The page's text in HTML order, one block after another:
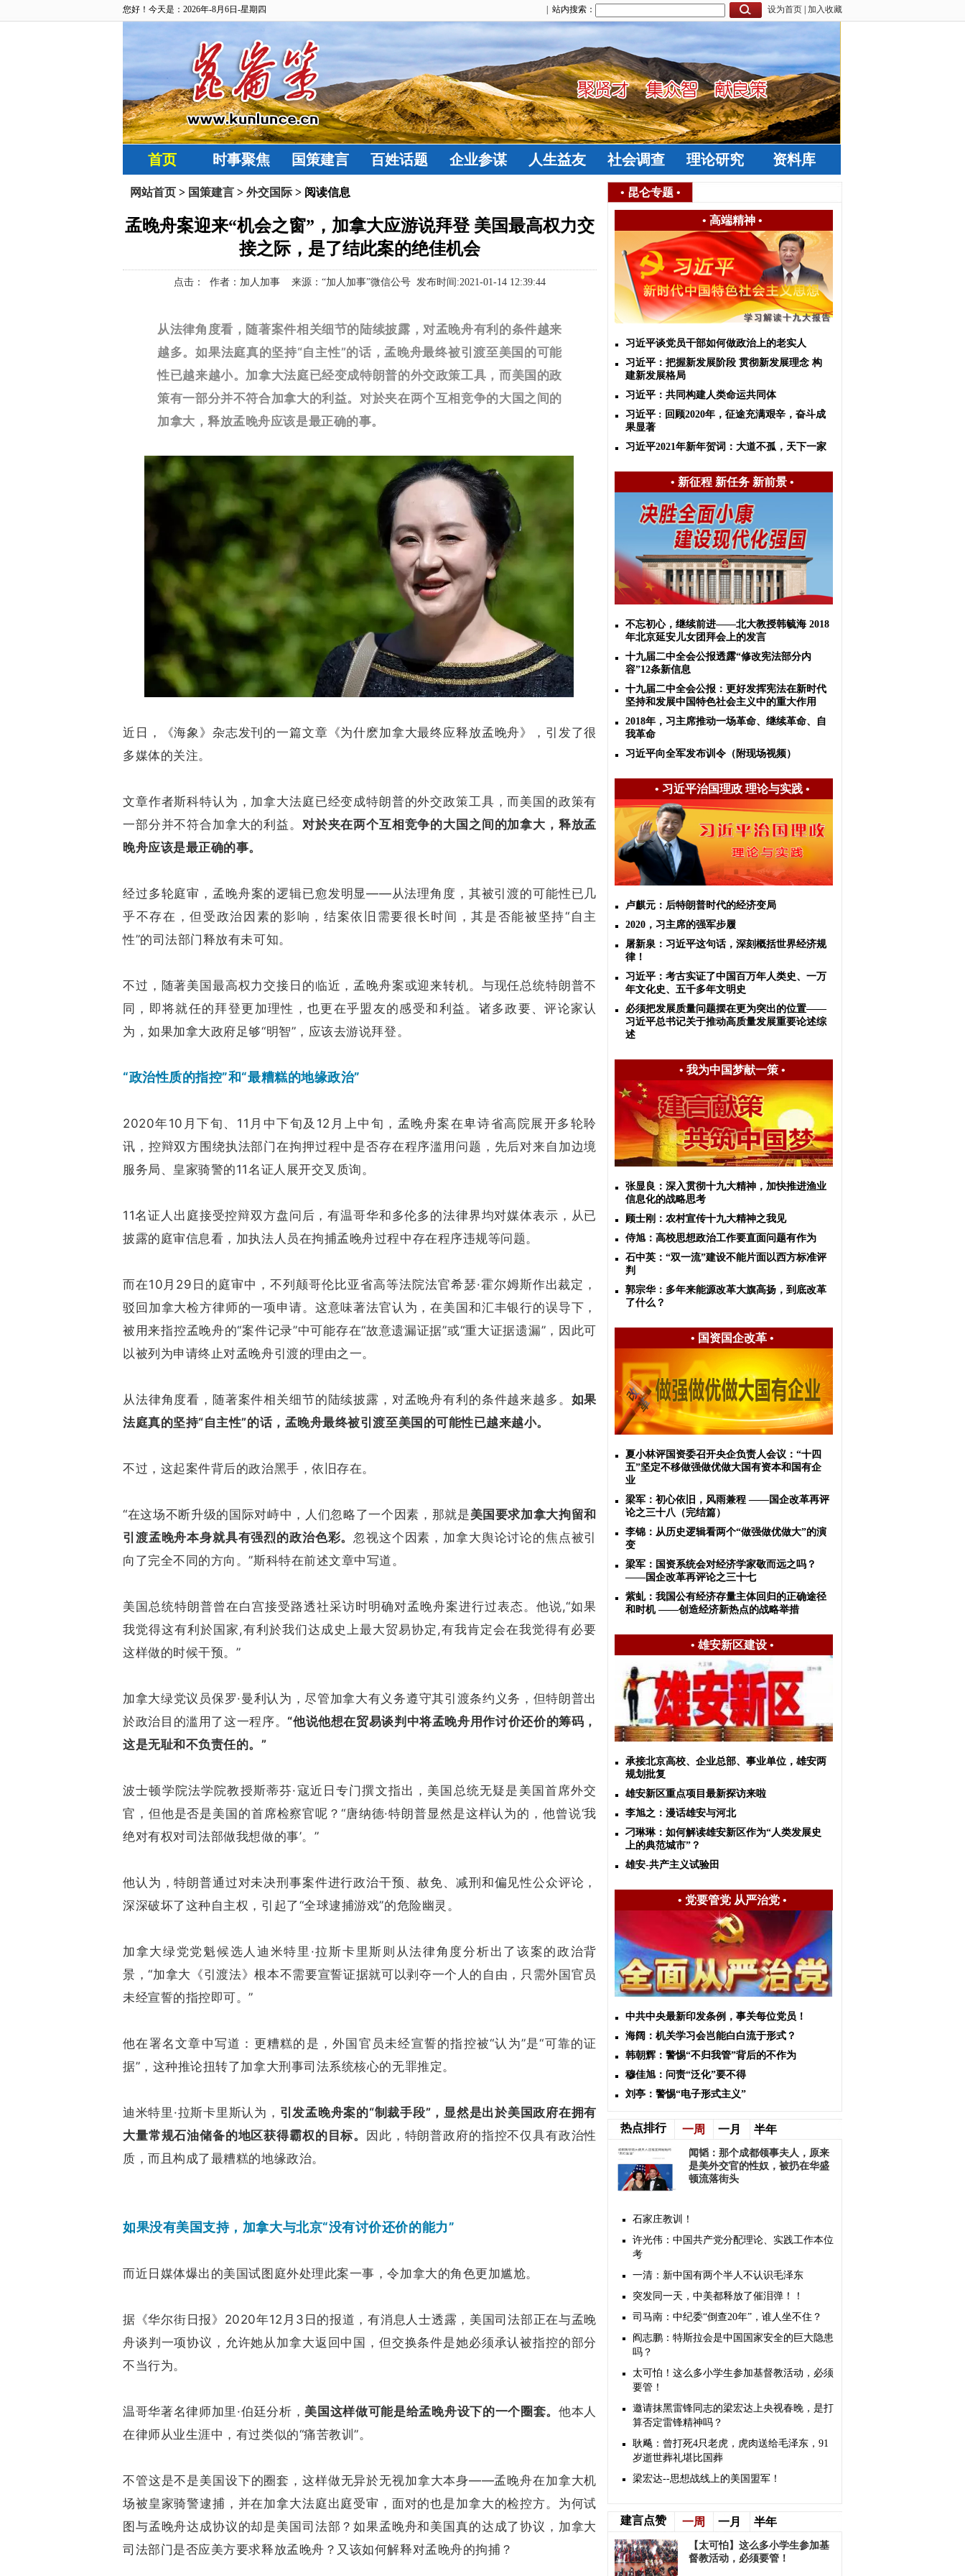
您好！今天是：2026年-8月6日-星期四 设为首页 加入收藏
| 站内搜索：
首页 时事聚焦 国策建言 百姓话题 企业参谋 人生益友 社会调查 理论研究 资料库
网站首页 > 国策建言 > 外交国际 > 阅读信息
孟晚舟案迎来“机会之窗”，加拿大应游说拜登 美国最高权力交
接之际，是了结此案的绝佳机会
点击： 作者：加人加事 来源：“加人加事”微信公号 发布时间:2021-01-14 12:39:44
从法律角度看，随著案件相关细节的陆续披露，对孟晚舟有利的条件越来
越多。如果法庭真的坚持“自主性”的话，孟晚舟最终被引渡至美国的可能
性已越来越小。 加拿大法庭已经变成特朗普的外交政策工具，而美国的政
策有一部分并不符合加拿大的利益。对於夹在两个互相竞争的大国之间的
加拿大，释放孟晚舟应该是最正确的事。
近日，《海象》杂志发刊的一篇文章《为什麽加拿大最终应释放孟晚舟》，引发了很
多媒体的关注。
文章作者斯科特认为，加拿大法庭已经变成特朗普的外交政策工具，而美国的政策有
一部分并不符合加拿大的利益。 对於夹在两个互相竞争的大国之间的加拿大，释放孟
晚舟应该是最正确的事。
经过多轮庭审，孟晚舟案的逻辑已愈发明显——从法理角度，其被引渡的可能性已几
乎不存在，但受政治因素的影响，结案依旧需要很长时间，其是否能被坚持“自主
性”的司法部门释放有未可知。
不过，随著美国最高权力交接日的临近，孟晚舟案或迎来转机。与现任总统特朗普不
同，即将就任的拜登更加理性，也更在乎盟友的感受和利益。诸多政要、评论家认
为，如果加拿大政府足够“明智”，应该去游说拜登。
“政治性质的指控”和“最糟糕的地缘政治”
2020年10月下旬、11月中下旬及12月上中旬，孟晚舟案在卑诗省高院展开多轮聆
讯，控辩双方围绕执法部门在拘押过程中是否存在程序滥用问题，先后对来自加边境
服务局、皇家骑警的11名证人展开交叉质询。
11名证人出庭接受控辩双方盘问后，有温哥华和多伦多的法律界均对媒体表示，从已
披露的庭审信息看，加执法人员在拘捕孟晚舟过程中存在程序违规等问题。
而在10月29日的庭审中，不列颠哥伦比亚省高等法院法官希瑟·霍尔姆斯作出裁定，
驳回加拿大检方律师的一项申请。这意味著法官认为，在美国和汇丰银行的误导下，
被用来指控孟晚舟的“案件记录”中可能存在“故意遗漏证据”或“重大证据遗漏”，因此可
以被列为申请终止对孟晚舟引渡的理由之一。
从法律角度看，随著案件相关细节的陆续披露，对孟晚舟有利的条件越来越多。 如果
法庭真的坚持“自主性”的话，孟晚舟最终被引渡至美国的可能性已越来越小。
不过，这起案件背后的政治黑手，依旧存在。
“在这场不断升级的国际对峙中，人们忽略了一个因素，那就是美国要求加拿大拘留和
引渡孟晚舟本身就具有强烈的政治色彩。忽视这个因素，加拿大舆论讨论的焦点被引
向了完全不同的方向。”斯科特在前述文章中写道。
美国总统特朗普曾在白宫接受路透社采访时明确对孟晚舟案进行过表态。他说,“如果
我觉得这有利於国家,有利於我们达成史上最大贸易协定,有我肯定会在我觉得有必要
这样做的时候干预。”
加拿大绿党议员保罗·曼利认为，尽管加拿大有义务遵守其引渡条约义务，但特朗普出
於政治目的滥用了这一程序。 “他说他想在贸易谈判中将孟晚舟用作讨价还价的筹码，
这是无耻和不负责任的。”
波士顿学院法学院教授斯蒂芬·寇近日专门撰文指出，美国总统无疑是美国首席外交
官，但他是否是美国的首席检察官呢？“唐纳德·特朗普显然是这样认为的，他曾说‘我
绝对有权对司法部做我想做的事’。”
他认为，特朗普通过对未决刑事案件进行政治干预、赦免、减刑和偏见性公众评论，
深深破坏了这种自主权，引起了“全球逮捕游戏”的危险幽灵。
加拿大绿党党魁候选人迪米特里·拉斯卡里斯则从法律角度分析出了该案的政治背
景，“加拿大《引渡法》根本不需要宣誓证据就可以剥夺一个人的自由，只需外国官员
未经宣誓的指控即可。”
他在署名文章中写道：更糟糕的是，外国官员未经宣誓的指控被“认为”是“可靠的证
据”，这种推论扭转了加拿大刑事司法系统核心的无罪推定。
迪米特里·拉斯卡里斯认为， 引发孟晚舟案的“制裁手段”，显然是出於美国政府在拥有
大量常规石油储备的地区获得霸权的目标。 因此，特朗普政府的指控不仅具有政治性
质，而且构成了最糟糕的地缘政治。
如果没有美国支持，加拿大与北京“没有讨价还价的能力”
而近日媒体爆出的美国试图庭外处理此案一事，令加拿大的角色更加尴尬。
据《华尔街日报》2020年12月3日的报道，有消息人士透露，美国司法部正在与孟晚
舟谈判一项协议，允许她从加拿大返回中国，但交换条件是她必须承认被指控的部分
不当行为。
温哥华著名律师加里·伯廷分析， 美国这样做可能是给孟晚舟设下的一个圈套。他本人
在律师从业生涯中，有过类似的“痛苦教训”。
不管这是不是美国设下的圈套，这样做无异於无视加拿大本身——孟晚舟在加拿大机
场被皇家骑警逮捕，并在加拿大法庭出庭受审，面对的也是加拿大的检控方。为何试
图与孟晚舟达成协议的却是美国司法部？如果孟晚舟和美国真的达成了协议，加拿大
司法部门是否应美方要求释放孟晚舟？又该如何解释对孟晚舟的拘捕？
• 昆仑专题 •
• 高端精神•
习近平谈党员干部如何做政治上的老实人
习近平：把握新发展阶段 贯彻新发展理念 构
建新发展格局
习近平：共同构建人类命运共同体
习近平 : 回顾2020年，征途充满艰辛，奋斗成
果显著
习近平2021年新年贺词：大道不孤，天下一家
• 新征程 新任务 新前景•
不忘初心，继续前进——北大教授韩毓海 2018
年北京延安儿女团拜会上的发言
十九届二中全会公报透露“修改宪法部分内
容”12条新信息
十九届二中全会公报：更好发挥宪法在新时代
坚持和发展中国特色社会主义中的重大作用
2018年，习主席推动一场革命、继续革命、自
我革命
习近平向全军发布训令（附现场视频）
• 习近平治国理政 理论与实践•
卢麒元：后特朗普时代的经济变局
2020，习主席的强军步履
屠新泉：习近平这句话，深刻概括世界经济规
律！
习近平：考古实证了中国百万年人类史、一万
年文化史、五千多年文明史
必须把发展质量问题摆在更为突出的位置——
习近平总书记关于推动高质量发展重要论述综
述
• 我为中国梦献一策•
张显良：深入贯彻十九大精神，加快推进渔业
信息化的战略思考
顾士刚：农村宣传十九大精神之我见
侍旭：高校思想政治工作要直面问题有作为
石中英：“双一流”建设不能片面以西方标准评
判
郭宗华：多年来能源改革大旗高扬，到底改革
了什么？
• 国资国企改革•
夏小林评国资委召开央企负责人会议：“十四
五”坚定不移做强做优做大国有资本和国有企
业
梁军：初心依旧，风雨兼程 ——国企改革再评
论之三十八（完结篇）
李锦：从历史逻辑看两个“做强做优做大”的演
变
梁军：国资系统会对经济学家敬而远之吗？
——国企改革再评论之三十七
紫虬：我国公有经济存量主体回归的正确途径
和时机 ——创造经济新热点的战略举措
• 雄安新区建设•
承接北京高校、企业总部、事业单位，雄安两
规划批复
雄安新区重点项目最新探访来啦
李旭之：漫话雄安与河北
刁琳琳：如何解读雄安新区作为“人类发展史
上的典范城市”？
雄安-共产主义试验田
• 党要管党 从严治党•
中共中央最新印发条例，事关每位党员！
海阔：机关学习会岂能白白流于形式？
韩朝辉：警惕“不归我管”背后的不作为
穆佳旭：问责“泛化”要不得
刘亭：警惕“电子形式主义”
热点排行 一周 一月 半年
闻韬：那个成都领事夫人，原来
是美外交官的性奴，被扔在华盛
顿流落街头
石家庄教训！
许光伟：中国共产党分配理论、实践工作本位
考
一清：新中国有两个半人不认识毛泽东
突发同一天，中美都释放了催泪弹！！
司马南：中纪委“倒查20年”，谁人坐不住？
阎志鹏：特斯拉会是中国国家安全的巨大隐患
吗？
太可怕！这么多小学生参加基督教活动，必须
要管！
邀请抹黑雷锋同志的梁宏达上央视春晚，是打
算否定雷锋精神吗？
耿飚：曾打死4只老虎，虎肉送给毛泽东，91
岁逝世葬礼堪比国葬
梁宏达--思想战线上的美国盟军！
建言点赞 一周 一月 半年
【太可怕】这么多小学生参加基
督教活动，必须要管！